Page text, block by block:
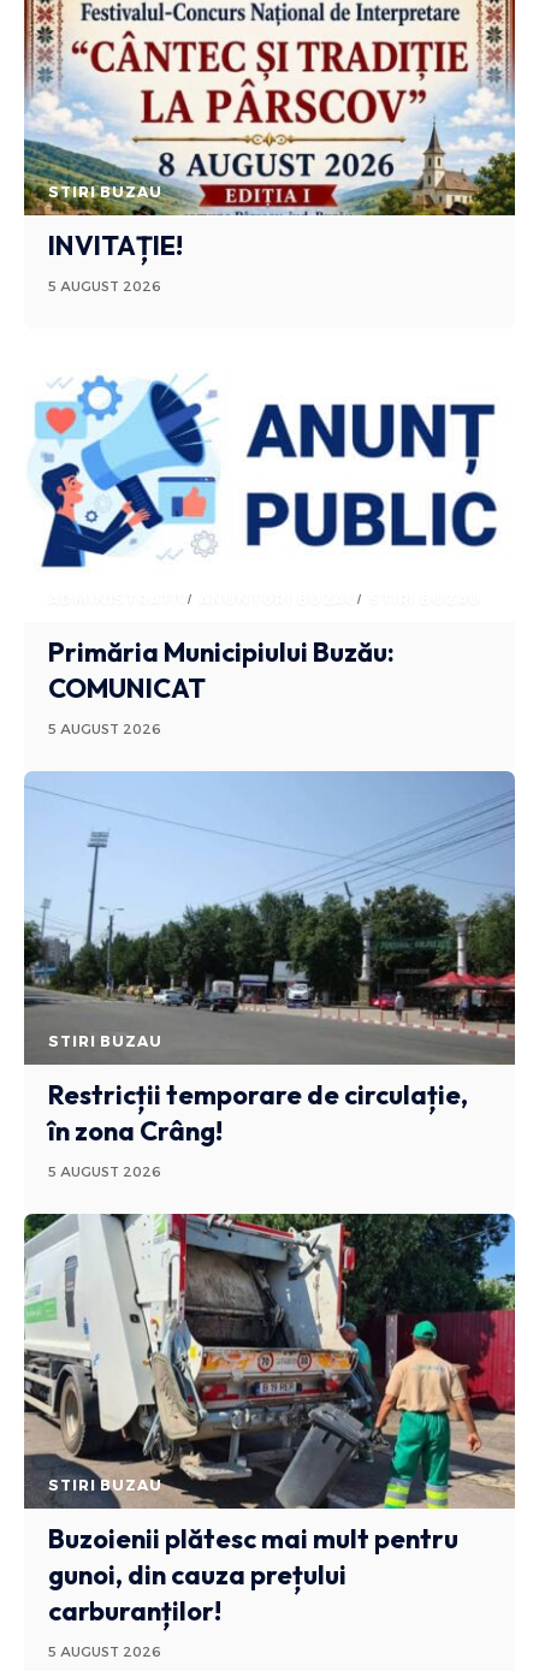
STIRI BUZAU
INVITAȚIE!
5 AUGUST 2026
ADMINISTRATIV ANUNTURI BUZAU
Primăria Municipiului Buzău:
COMUNICAT
5 AUGUST 2026
STIRI BUZAU
Restricții temporare de circulație,
în zona Crâng!
5 AUGUST 2026
STIRI BUZAU
Buzoienii plătesc mai mult pentru
gunoi, din cauza prețului
carburanților!
5 AUGUST 2026